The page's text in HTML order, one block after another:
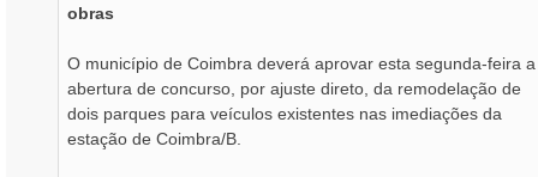
obras
O município de Coimbra deverá aprovar esta segunda-feira a
abertura de concurso, por ajuste direto, da remodelação de
dois parques para veículos existentes nas imediações da
estação de Coimbra/B.